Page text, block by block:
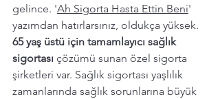
gelince. 'Ah Sigorta Hasta Ettin Beni'
yazımdan hatırlarsınız, oldukça yüksek.
65 yaş üstü için tamamlayıcı sağlık
sigortası çözümü sunan özel sigorta
şirketleri var. Sağlık sigortası yaşlılık
zamanlarında sağlık sorunlarına büyük